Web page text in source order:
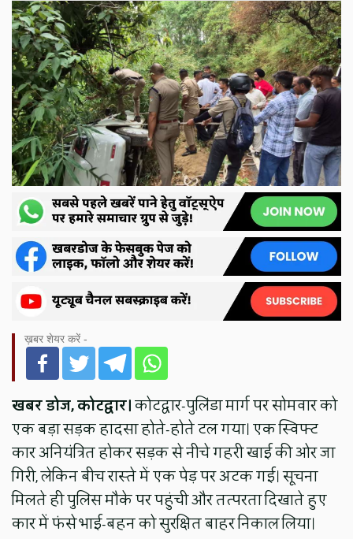
ख़बर शेयर करें -
खबर डोज, कोटद्वार।कोटद्वार-पुलिंडा मार्ग पर सोमवार को
एक बड़ा सड़क हादसा होते-होते टल गया। एक स्विफ्ट
कार अनियंत्रित होकर सड़क से नीचे गहरी खाई की ओर जा
गिरी, लेकिन बीच रास्ते में एक पेड़ पर अटक गई। सूचना
मिलते ही पुलिस मौके पर पहुंची और तत्परता दिखाते हुए
कार में फंसे भाई-बहन को सुरक्षित बाहर निकाल लिया।